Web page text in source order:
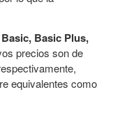
Basic, Basic Plus,
precios son de
equivalentes como